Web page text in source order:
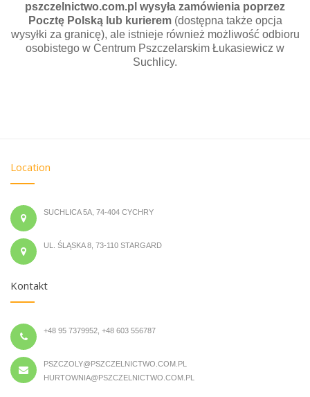
pszczelnictwo.com.pl wysyła zamówienia poprzez
Pocztę Polską lub kurierem(dostępna także opcja
wysyłki za granicę), ale istnieje również możliwość odbioru
osobistego w Centrum Pszczelarskim Łukasiewicz w
Suchlicy.
Location
SUCHLICA 5A, 74-404 CYCHRY
UL. ŚLĄSKA 8, 73-110 STARGARD
Kontakt
+48 95 7379952, +48 603 556787
PSZCZOLY@PSZCZELNICTWO.COM.PL
HURTOWNIA@PSZCZELNICTWO.COM.PL